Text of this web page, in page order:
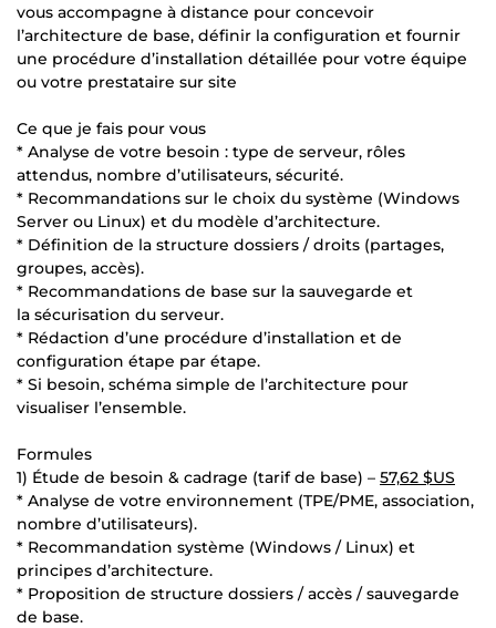
vous accompagne à distance pour concevoir
l’architecture de base, définir la configuration et fournir
une procédure d’installation détaillée pour votre équipe
ou votre prestataire sur site
Ce que je fais pour vous
* Analyse de votre besoin : type de serveur, rôles
attendus, nombre d’utilisateurs, sécurité.
* Recommandations sur le choix du système (Windows
Server ou Linux) et du modèle d’architecture.
* Définition de la structure dossiers / droits (partages,
groupes, accès).
* Recommandations de base sur la sauvegarde et
la sécurisation du serveur.
* Rédaction d’une procédure d’installation et de
configuration étape par étape.
* Si besoin, schéma simple de l’architecture pour
visualiser l’ensemble.
Formules
1) Étude de besoin & cadrage (tarif de base) – 57,62 $US
* Analyse de votre environnement (TPE/PME, association,
nombre d’utilisateurs).
* Recommandation système (Windows / Linux) et
principes d’architecture.
* Proposition de structure dossiers / accès / sauvegarde
de base.